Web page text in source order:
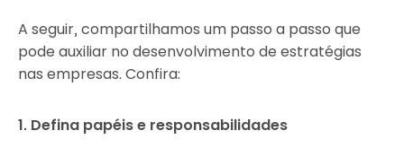
A seguir, compartilhamos um passo a passo que
pode auxiliar no desenvolvimento de estratégias
nas empresas. Confira:
1. Defina papéis e responsabilidades